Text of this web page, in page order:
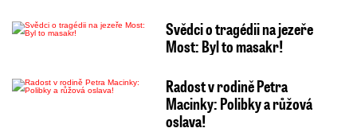
Svědci o tragédii na jezeře
Most: Byl to masakr!
Radost v rodině Petra
Macinky: Polibky a růžová
oslava!